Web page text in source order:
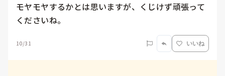
モヤモヤするかとは思いますが、くじけず頑張って
くださいね。
10/31 いいね